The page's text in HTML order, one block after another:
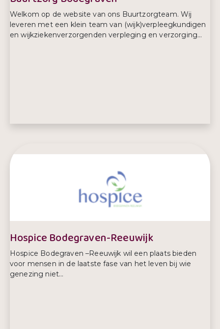
Welkom op de website van ons Buurtzorgteam. Wij
leveren met een klein team van (wijk)verpleegkundigen
en wijkziekenverzorgenden verpleging en verzorging...
bodegraven@buurtzorgnederland.com
Telefoonnummer:
Hospice Bodegraven-Reeuwijk
Hospice Bodegraven –Reeuwijk wil een plaats bieden
voor mensen in de laatste fase van het leven bij wie
genezing niet...